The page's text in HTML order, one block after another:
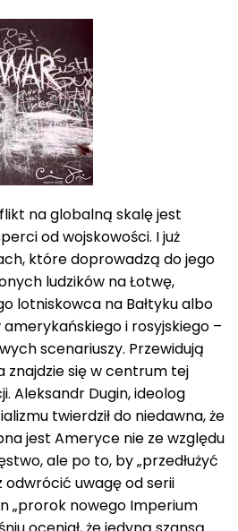
na globalną skalę jest
od wojskowości. I już
które doprowadzą do jego
ludzików na Łotwę,
lotniskowca na Bałtyku albo
i rosyjskiego –
scenariuszy. Przewidują
znajdzie się w centrum tej
Aleksandr Dugin, ideolog
twierdził do niedawna, że
jest Ameryce nie ze względu
ale po to, by „przedłużyć
uwagę od serii
„prorok nowego Imperium